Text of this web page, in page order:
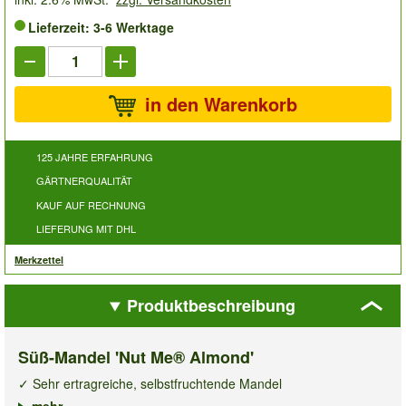
Lieferzeit: 3-6 Werktage
in den Warenkorb
125 JAHRE ERFAHRUNG
GÄRTNERQUALITÄT
KAUF AUF RECHNUNG
LIEFERUNG MIT DHL
Merkzettel
Produktbeschreibung
Süß-Mandel 'Nut Me® Almond'
✓ Sehr ertragreiche, selbstfruchtende Mandel